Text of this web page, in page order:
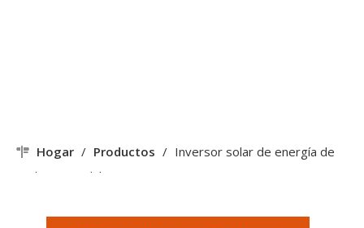
Hogar / Productos / Inversor solar de energía de
onda sinusoidal pura